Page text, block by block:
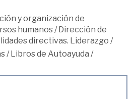
y organización de
humanos/Dirección de
directivas. Liderazgo /
/Libros de Autoayuda /